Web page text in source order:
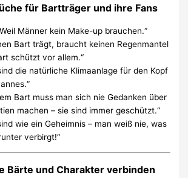
für Bartträger und ihre Fans
Männer kein Make-up brauchen.“
Bart trägt, braucht keinen Regenmantel
schützt vor allem.“
die natürliche Klimaanlage für den Kopf
Bart muss man sich nie Gedanken über
machen – sie sind immer geschützt.“
wie ein Geheimnis – man weiß nie, was
verbirgt!“
Bärte und Charakter verbinden